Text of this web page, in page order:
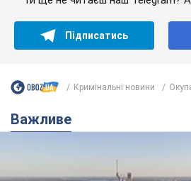
Якою була оригінальна версія
чому її боялася Російська
Державним символом є тільки перший